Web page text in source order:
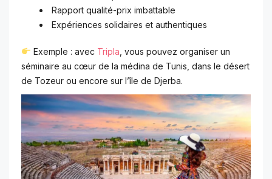
Rapport qualité-prix imbattable
Expériences solidaires et authentiques
Exemple : avec Tripla , vous pouvez organiser un
séminaire au cœur de la médina de Tunis, dans le désert
de Tozeur ou encore sur l’île de Djerba.